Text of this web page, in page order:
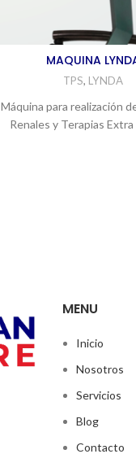
MAQUINA
TPS, LYNDA
Máquina para realización
Renales y Terapias Extra
MENU
Inicio
Nosotros
Servicios
Blog
Contacto